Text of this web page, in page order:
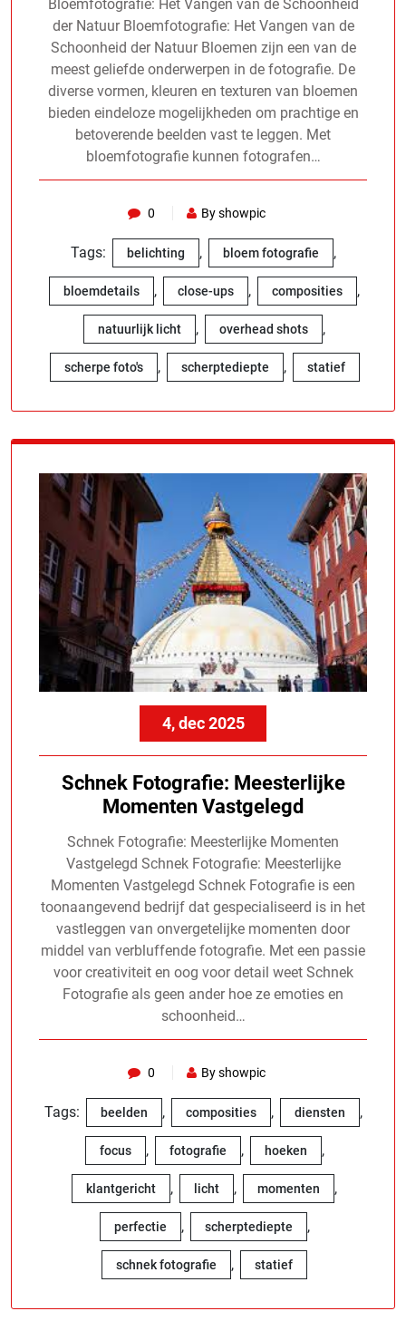
Bloemfotografie: Het Vangen van de Schoonheid
der Natuur Bloemfotografie: Het Vangen van de
Schoonheid der Natuur Bloemen zijn een van de
meest geliefde onderwerpen in de fotografie. De
diverse vormen, kleuren en texturen van bloemen
bieden eindeloze mogelijkheden om prachtige en
betoverende beelden vast te leggen. Met
bloemfotografie kunnen fotografen…
0 By showpic
Tags: belichting , bloem fotografie ,
bloemdetails , close-ups , composities ,
natuurlijk licht , overhead shots ,
scherpe foto's , scherptediepte , statief
4, dec 2025
Schnek Fotografie: Meesterlijke
Momenten Vastgelegd
Schnek Fotografie: Meesterlijke Momenten
Vastgelegd Schnek Fotografie: Meesterlijke
Momenten Vastgelegd Schnek Fotografie is een
toonaangevend bedrijf dat gespecialiseerd is in het
vastleggen van onvergetelijke momenten door
middel van verbluffende fotografie. Met een passie
voor creativiteit en oog voor detail weet Schnek
Fotografie als geen ander hoe ze emoties en
schoonheid…
0 By showpic
Tags: beelden , composities , diensten ,
focus , fotografie , hoeken ,
klantgericht , licht , momenten ,
perfectie , scherptediepte ,
schnek fotografie , statief